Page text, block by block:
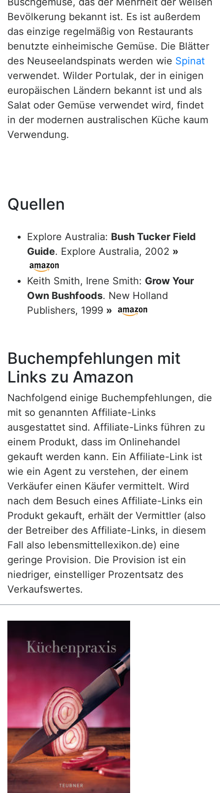
Bevölkerung bekannt ist. Es ist außerdem
das einzige regelmäßig von Restaurants
benutzte einheimische Gemüse. Die Blätter
des Neuseelandspinats werden wie Spinat
verwendet. Wilder Portulak, der in einigen
europäischen Ländern bekannt ist und als
Salat oder Gemüse verwendet wird, findet
in der modernen australischen Küche kaum
Verwendung.
Quellen
Explore Australia: Bush Tucker Field
Guide. Explore Australia, 2002 »
Keith Smith, Irene Smith: Grow Your
Own Bushfoods. New Holland
Publishers, 1999 »
Buchempfehlungen mit
Links zu Amazon
Nachfolgend einige Buchempfehlungen, die
mit so genannten Affiliate-Links
ausgestattet sind. Affiliate-Links führen zu
einem Produkt, dass im Onlinehandel
gekauft werden kann. Ein Affiliate-Link ist
wie ein Agent zu verstehen, der einem
Verkäufer einen Käufer vermittelt. Wird
nach dem Besuch eines Affiliate-Links ein
Produkt gekauft, erhält der Vermittler (also
der Betreiber des Affiliate-Links, in diesem
Fall also lebensmittellexikon.de) eine
geringe Provision. Die Provision ist ein
niedriger, einstelliger Prozentsatz des
Verkaufswertes.